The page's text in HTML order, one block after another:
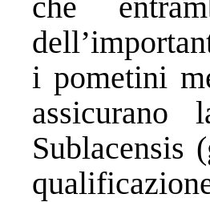
i pometini
Sublacensis